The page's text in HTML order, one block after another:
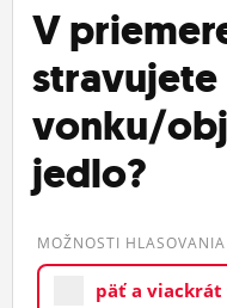
ČINŽIAK
FÓRUM
STATUSY
BLOGY
ĽUDIA
V
stravujete
vonku/
jedlo?
MOŽNOSTI
päť a viackrát